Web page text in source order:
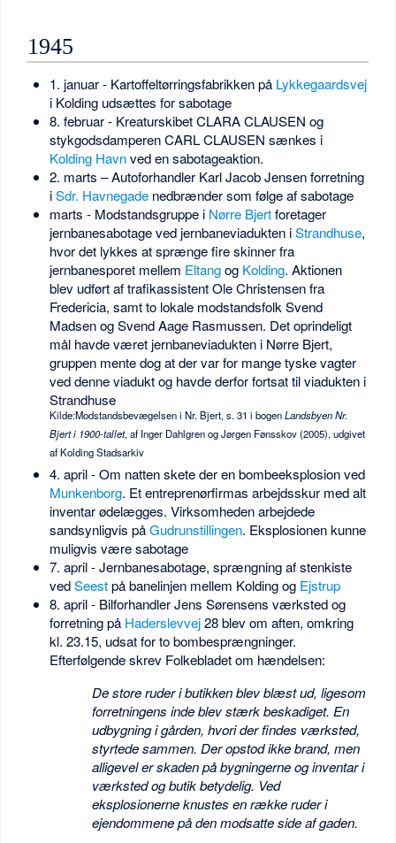
1945
1. januar - Kartoffeltørringsfabrikken på Lykkegaardsvej
i Kolding udsættes for sabotage
8. februar - Kreaturskibet CLARA CLAUSEN og
stykgodsdamperen CARL CLAUSEN sænkes i
Kolding Havnved en sabotageaktion.
2. marts – Autoforhandler Karl Jacob Jensen forretning
iSdr. Havnegadenedbrænder som følge af sabotage
marts - Modstandsgruppe i Nørre Bjertforetager
jernbanesabotage ved jernbaneviadukten iStrandhuse,
hvor det lykkes at sprænge fire skinner fra
jernbanesporet mellem Eltangog Kolding. Aktionen
blev udført af trafikassistent Ole Christensen fra
Fredericia, samt to lokale modstandsfolk Svend
Madsen og Svend Aage Rasmussen. Det oprindeligt
mål havde været jernbaneviadukten i Nørre Bjert,
gruppen mente dog at der var for mange tyske vagter
ved denne viadukt og havde derfor fortsat til viadukten i
Strandhuse
Kilde:Modstandsbevægelsen i Nr. Bjert, s. 31 i bogenLandsbyen Nr.
Bjert i 1900-tallet, af Inger Dahlgren og Jørgen Fønsskov (2005), udgivet
af Kolding Stadsarkiv
4. april - Om natten skete der en bombeeksplosion ved
Munkenborg. Et entreprenørfirmas arbejdsskur med alt
inventar ødelægges. Virksomheden arbejdede
sandsynligvis påGudrunstillingen. Eksplosionen kunne
muligvis være sabotage
7. april - Jernbanesabotage, sprængning af stenkiste
vedSeestpå banelinjen mellem Kolding og Ejstrup
8. april - Bilforhandler Jens Sørensens værksted og
forretning på Haderslevvej28 blev om aften, omkring
kl. 23.15, udsat for to bombesprængninger.
Efterfølgende skrev Folkebladet om hændelsen:
De store ruder i butikken blev blæst ud, ligesom
forretningens inde blev stærk beskadiget. En
udbygning i gården, hvori der findes værksted,
styrtede sammen. Der opstod ikke brand, men
alligevel er skaden på bygningerne og inventar i
værksted og butik betydelig. Ved
eksplosionerne knustes en række ruder i
ejendommene på den modsatte side af gaden.